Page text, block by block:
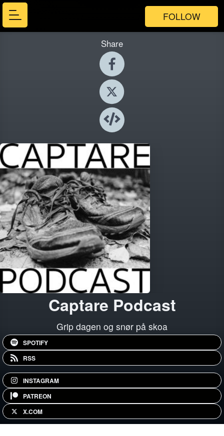
FOLLOW
Share
Captare Podcast
Grip dagen og snør på skoa
SPOTIFY
RSS
INSTAGRAM
PATREON
X.COM